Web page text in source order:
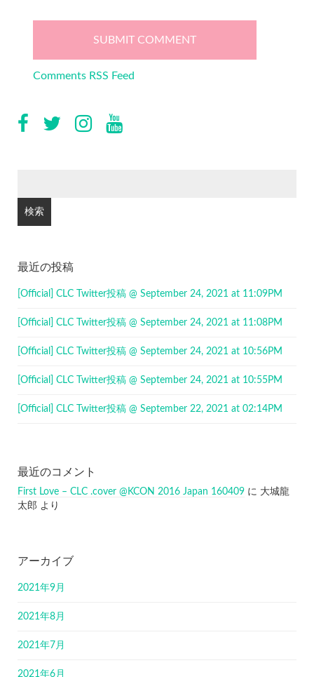
Comments RSS Feed
最近の投稿
[Official] CLC Twitter投稿 @ September 24, 2021 at 11:09PM
[Official] CLC Twitter投稿 @ September 24, 2021 at 11:08PM
[Official] CLC Twitter投稿 @ September 24, 2021 at 10:56PM
[Official] CLC Twitter投稿 @ September 24, 2021 at 10:55PM
[Official] CLC Twitter投稿 @ September 22, 2021 at 02:14PM
最近のコメント
First Love – CLC .cover @KCON 2016 Japan 160409 に 大城龍
太郎 より
アーカイブ
2021年9月
2021年8月
2021年7月
2021年6月